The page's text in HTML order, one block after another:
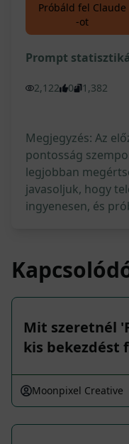
Próbáld fel Claude
-ot
Prompt
2,122 0 1,382
Megjegyzés: Az
pontosság
legjobban
javasoljuk, hogy
ingyenesen, és
Mit szeretnél
kis bekezdést
Moonpixel Creative